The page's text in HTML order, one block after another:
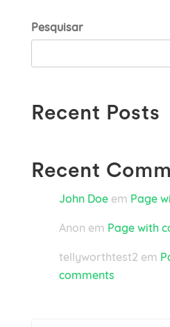
Pesquisar
Recent Posts
Recent
John Doe em Page
Anon em Page with
tellyworthtest2 em
comments